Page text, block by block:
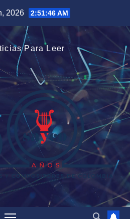
2026 2:51:47 AM
Para Leer